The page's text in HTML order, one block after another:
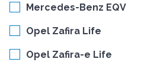
Mercedes-Benz EQV
Opel Zafira Life
Opel Zafira-e Life